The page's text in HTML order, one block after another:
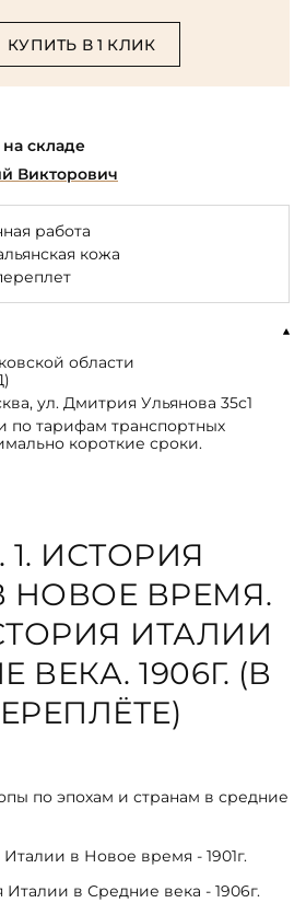
КУПИТЬ В 1 КЛИК
складе
Викторович
работа
кожа
области
ул. Дмитрия Ульянова 35с1
по тарифам транспортных
короткие сроки.
1. ИСТОРИЯ
НОВОЕ ВРЕМЯ.
ИТАЛИИ
ВЕКА. 1906Г. (В
по эпохам и странам в средние
в Новое время - 1901г.
Италии в Средние века - 1906г.